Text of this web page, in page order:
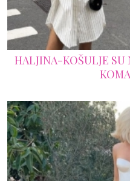
HALJINA-KOŠULJE SU